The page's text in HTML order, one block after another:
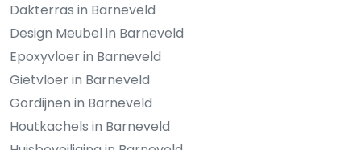
Dakterras in Barneveld
Design Meubel in Barneveld
Epoxyvloer in Barneveld
Gietvloer in Barneveld
Gordijnen in Barneveld
Houtkachels in Barneveld